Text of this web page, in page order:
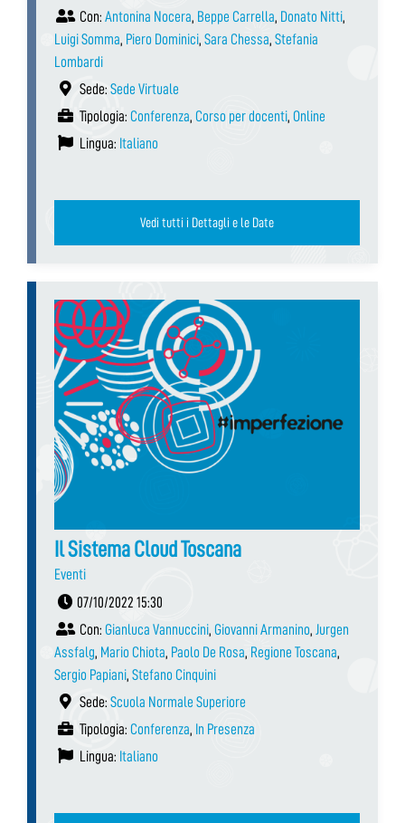
Con: Antonina Nocera, Beppe Carrella, Donato Nitti,
Luigi Somma, Piero Dominici, Sara Chessa, Stefania
Lombardi
Sede: Sede Virtuale
Tipologia: Conferenza, Corso per docenti, Online
Lingua: Italiano
Vedi tutti i Dettagli e le Date
Il Sistema Cloud Toscana
Eventi
07/10/2022 15:30
Con: Gianluca Vannuccini, Giovanni Armanino, Jurgen
Assfalg, Mario Chiota, Paolo De Rosa, Regione Toscana,
Sergio Papiani, Stefano Cinquini
Sede: Scuola Normale Superiore
Tipologia: Conferenza, In Presenza
Lingua: Italiano